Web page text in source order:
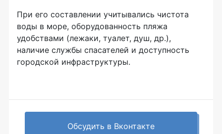
При его составлении учитывались чистота
воды в море, оборудованность пляжа
удобствами (лежаки, туалет, душ, др.),
наличие службы спасателей и доступность
городской инфраструктуры.
Обсудить в Вконтакте